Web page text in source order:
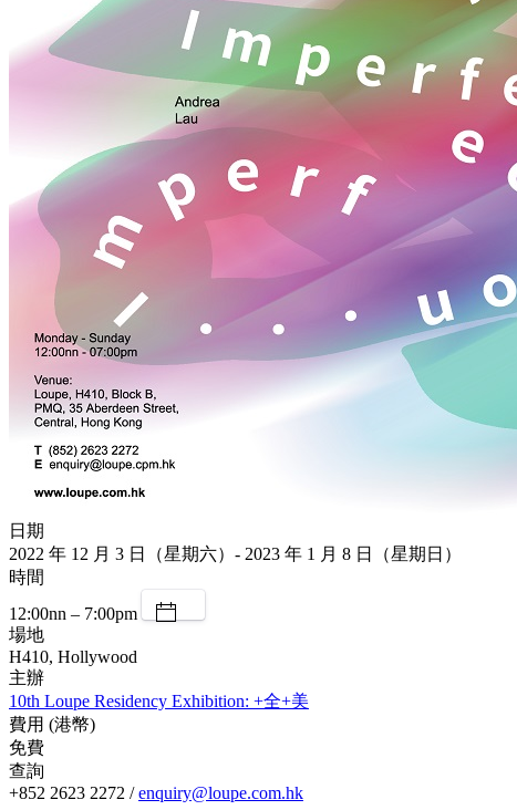
日期
2022 年 12 月 3 日（星期六）- 2023 年 1 月 8 日（星期日）
時間
12:00nn – 7:00pm
場地
H410, Hollywood
主辦
10th Loupe Residency Exhibition: +全+美
費用 (港幣)
免費
查詢
+852 2623 2272 /enquiry@loupe.com.hk